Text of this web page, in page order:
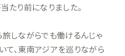
たり前になりました。
旅しながらでも働けるんじゃ
て、東南アジアを巡りながら